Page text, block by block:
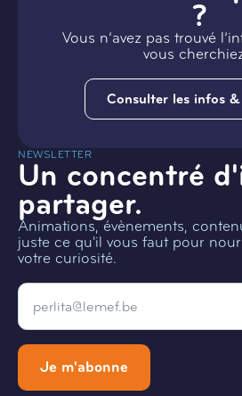
?
Vous n’avez pas trouvé
vous
Consulter les infos
NEWSLETTER
Un concentré
partager.
Animations, évènements,
juste ce qu'il vous faut pour
votre curiosité.
Email
Je m'abonne